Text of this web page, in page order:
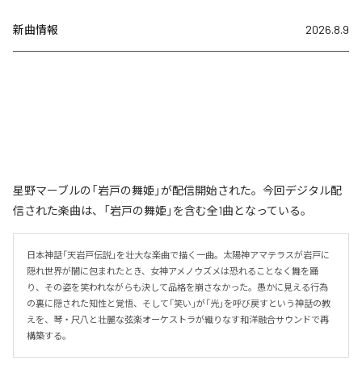
新曲情報 2026.8.9
星野マーブルの「岩戸の舞姫」が配信開始された。今回デジタル配
信された楽曲は、「岩戸の舞姫」を含む全1曲となっている。
日本神話「天岩戸伝説」を壮大な楽曲で描く一曲。太陽神アマテラスが岩戸に
隠れ世界が闇に包まれたとき、女神アメノウズメは恐れることなく舞を踊
り、その姿を笑われながらも決して品格を崩さなかった。愚かに見える行為
の裏に隠された知性と覚悟、そして「笑い」が「光」を呼び戻すという神話の教
えを、琴・尺八と壮麗な弦楽オーケストラが織りなす和洋融合サウンドで再
構築する。